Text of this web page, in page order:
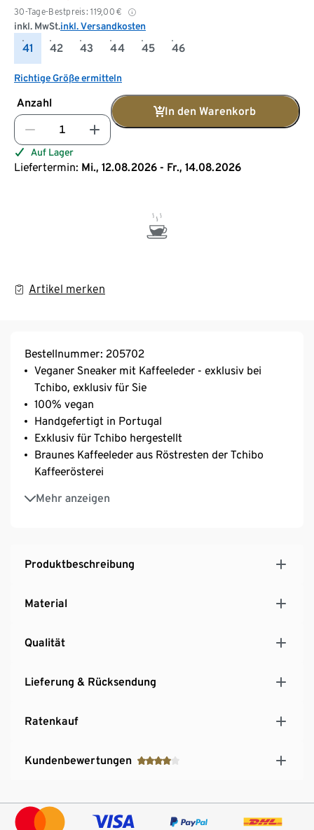
30-Tage-Bestpreis: 119,00 €
inkl. MwSt.inkl. Versandkosten
41 42 43 44 45 46
Richtige Größe ermitteln
Anzahl
In den Warenkorb
Auf Lager
Liefertermin: Mi., 12.08.2026 - Fr., 14.08.2026
Artikel merken
Bestellnummer: 205702
Veganer Sneaker mit Kaffeeleder - exklusiv bei
Tchibo, exklusiv für Sie
100% vegan
Handgefertigt in Portugal
Exklusiv für Tchibo hergestellt
Braunes Kaffeeleder aus Röstresten der Tchibo
Kaffeerösterei
Mehr anzeigen
Weißes Traubenleder aus upgecycelten
Traubenabfällen italienischer Weingüter
Produktbeschreibung
Material
Qualität
Lieferung & Rücksendung
Ratenkauf
Kundenbewertungen